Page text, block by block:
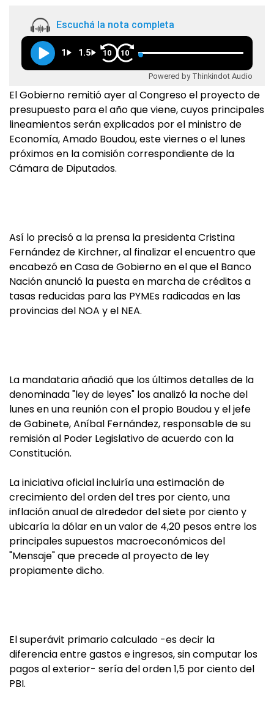
Escuchá la nota completa
1 1.5 10 10
Powered by Thinkindot Audio
El Gobierno remitió ayer al Congreso el proyecto de
presupuesto para el año que viene, cuyos principales
lineamientos serán explicados por el ministro de
Economía, Amado Boudou, este viernes o el lunes
próximos en la comisión correspondiente de la
Cámara de Diputados.
Así lo precisó a la prensa la presidenta Cristina
Fernández de Kirchner, al finalizar el encuentro que
encabezó en Casa de Gobierno en el que el Banco
Nación anunció la puesta en marcha de créditos a
tasas reducidas para las PYMEs radicadas en las
provincias del NOA y el NEA.
La mandataria añadió que los últimos detalles de la
denominada "ley de leyes" los analizó la noche del
lunes en una reunión con el propio Boudou y el jefe
de Gabinete, Aníbal Fernández, responsable de su
remisión al Poder Legislativo de acuerdo con la
Constitución.
La iniciativa oficial incluiría una estimación de
crecimiento del orden del tres por ciento, una
inflación anual de alrededor del siete por ciento y
ubicaría la dólar en un valor de 4,20 pesos entre los
principales supuestos macroeconómicos del
"Mensaje" que precede al proyecto de ley
propiamente dicho.
El superávit primario calculado -es decir la
diferencia entre gastos e ingresos, sin computar los
pagos al exterior- sería del orden 1,5 por ciento del
PBI.